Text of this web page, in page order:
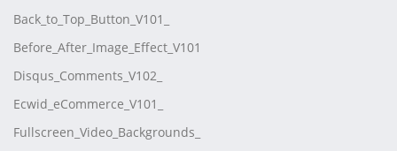
Back_to_Top_Button_V101_
Before_After_Image_Effect_V101
Disqus_Comments_V102_
Ecwid_eCommerce_V101_
Fullscreen_Video_Backgrounds_